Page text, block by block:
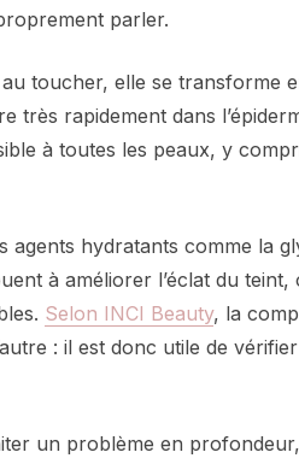
parler.
toucher, elle se transforme
très rapidement dans
à toutes les peaux, y
agents hydratants comme la
à améliorer l’éclat du
Selon INCI Beauty, la
: il est donc utile de
un problème en